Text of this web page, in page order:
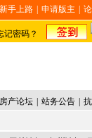
新手上路 申请版主
记密码？
房产论坛 站务公告